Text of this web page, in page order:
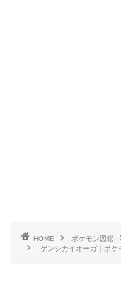
HOME ポケモン図鑑
ゲンシカイオーガ｜ポケ